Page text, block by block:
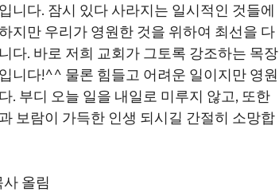
니다. 잠시 있다 사라지는 일시적인 것들에
지만 우리가 영원한 것을 위하여 최선을 다
다. 바로 저희 교회가 그토록 강조하는 목장
니다!^^ 물론 힘들고 어려운 일이지만 영원
. 부디 오늘 일을 내일로 미루지 않고, 또한
보람이 가득한 인생 되시길 간절히 소망합
올림